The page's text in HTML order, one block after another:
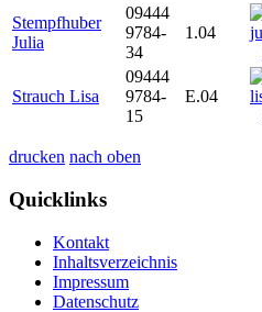
Stempfhuber
Julia
09444
9784-
34
1.04
Strauch Lisa
09444
9784-
15
E.04
drucken nach oben
Quicklinks
Kontakt
Inhaltsverzeichnis
Impressum
Datenschutz